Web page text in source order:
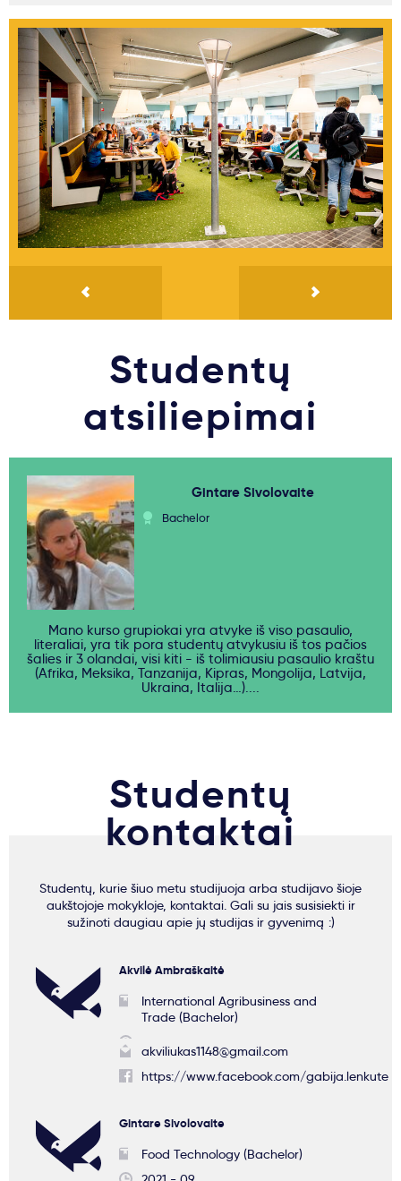
Studentų
atsiliepimai
Gintare Sivolovaite
Bachelor
Mano kurso grupiokai yra atvyke iš viso pasaulio,
literaliai, yra tik pora studentų atvykusiu iš tos pačios
šalies ir 3 olandai, visi kiti - iš tolimiausiu pasaulio kraštu
(Afrika, Meksika, Tanzanija, Kipras, Mongolija, Latvija,
Ukraina, Italija…)....
Studentų
kontaktai
Studentų, kurie šiuo metu studijuoja arba studijavo šioje
aukštojoje mokykloje, kontaktai. Gali su jais susisiekti ir
sužinoti daugiau apie jų studijas ir gyvenimą :)
Akvilė Ambraškaitė
International Agribusiness and
Trade (Bachelor)
akviliukas1148@gmail.com
https://www.facebook.com/gabija.lenkute
Gintare Sivolovaite
Food Technology (Bachelor)